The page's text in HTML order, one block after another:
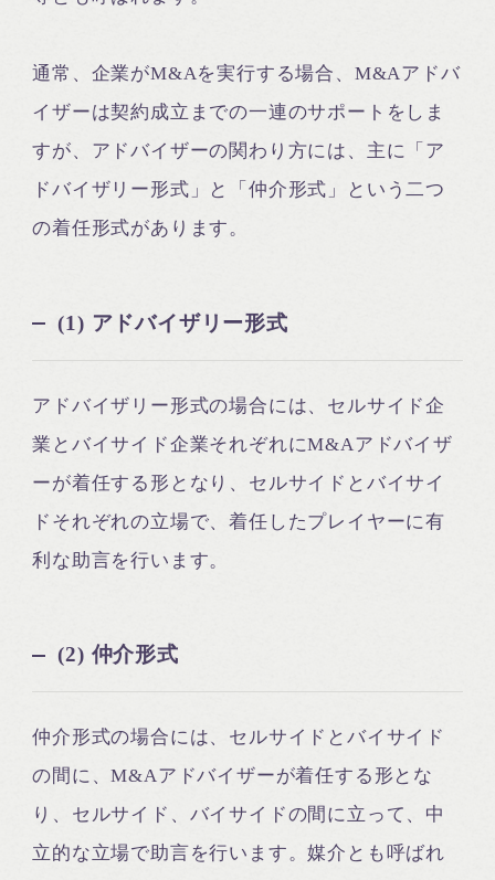
通常、企業がM&Aを実行する場合、M&Aアドバ
イザーは契約成立までの一連のサポートをしま
すが、アドバイザーの関わり方には、主に「ア
ドバイザリー形式」と「仲介形式」という二つ
の着任形式があります。
(1) アドバイザリー形式
アドバイザリー形式の場合には、セルサイド企
業とバイサイド企業それぞれにM&Aアドバイザ
ーが着任する形となり、セルサイドとバイサイ
ドそれぞれの立場で、着任したプレイヤーに有
利な助言を行います。
(2) 仲介形式
仲介形式の場合には、セルサイドとバイサイド
の間に、M&Aアドバイザーが着任する形とな
り、セルサイド、バイサイドの間に立って、中
立的な立場で助言を行います。媒介とも呼ばれ